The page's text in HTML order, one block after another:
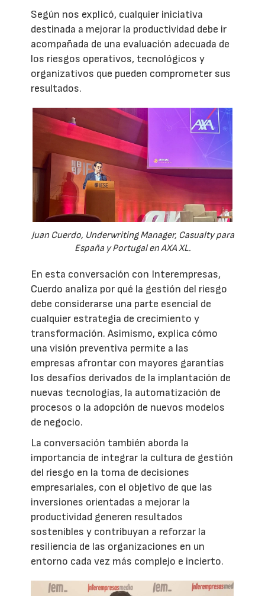
Según nos explicó, cualquier iniciativa
destinada a mejorar la productividad debe ir
acompañada de una evaluación adecuada de
los riesgos operativos, tecnológicos y
organizativos que pueden comprometer sus
resultados.
Juan Cuerdo, Underwriting Manager, Casualty para
España y Portugal en AXA XL.
En esta conversación con Interempresas,
Cuerdo analiza por qué la gestión del riesgo
debe considerarse una parte esencial de
cualquier estrategia de crecimiento y
transformación. Asimismo, explica cómo
una visión preventiva permite a las
empresas afrontar con mayores garantías
los desafíos derivados de la implantación de
nuevas tecnologías, la automatización de
procesos o la adopción de nuevos modelos
de negocio.
La conversación también aborda la
importancia de integrar la cultura de gestión
del riesgo en la toma de decisiones
empresariales, con el objetivo de que las
inversiones orientadas a mejorar la
productividad generen resultados
sostenibles y contribuyan a reforzar la
resiliencia de las organizaciones en un
entorno cada vez más complejo e incierto.